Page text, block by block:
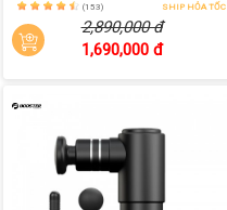
(153) SHIP HỎA TỐC
2,890,000 đ
1,690,000 đ